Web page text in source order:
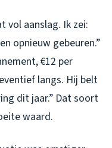
vol aanslag. Ik zei:
opnieuw gebeuren.”
€12 per
langs. Hij belt
dit jaar.” Dat soort
waard.